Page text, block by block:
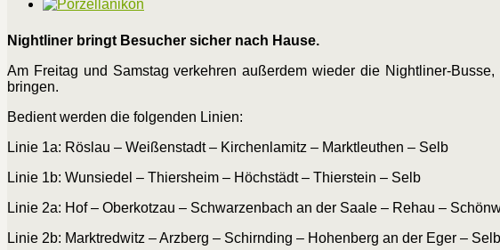
Nightliner bringt Besucher sicher nach Hause.
Am Freitag und Samstag verkehren außerdem wieder die Nightliner-
bringen.
Bedient werden die folgenden Linien:
Linie 1a: Röslau – Weißenstadt – Kirchenlamitz – Marktleuthen – Selb
Linie 1b: Wunsiedel – Thiersheim – Höchstädt – Thierstein – Selb
Linie 2a: Hof – Oberkotzau – Schwarzenbach an der Saale – Rehau –
Linie 2b: Marktredwitz – Arzberg – Schirnding – Hohenberg an der Eger – Selb